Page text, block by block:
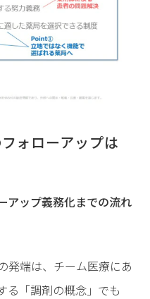
ォローアップは
アップ義務化までの流れ
発端は、チーム医療にあ
る「調剤の概念」でも